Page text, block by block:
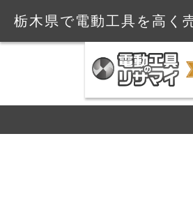
栃木県で電動工具を高く